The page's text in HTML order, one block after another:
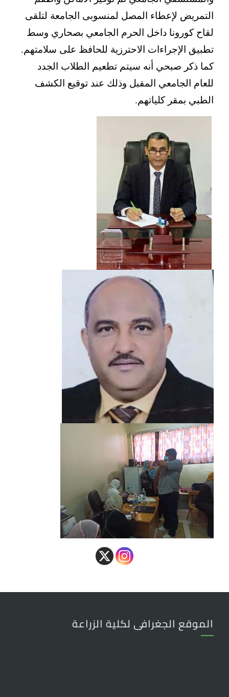
التمريض لإعطاء المصل لمنسوبى الجامعة لتلقى
لقاح كورونا داخل الحرم الجامعي بصحاري وسط
تطبيق الإجراءات الاحترزية للحافظ على سلامتهم.
كما ذكر صبحي أنه سيتم تطعيم الطلاب الجدد
للعام الجامعي المقبل وذلك عند توقيع الكشف
الطبي بمقر كلياتهم.
الموقع الجغرافى لكلية الزراعة